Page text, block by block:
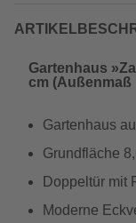
Gartenhaus
cm
Gartenhaus
Grundfläche
Doppeltür mit
Moderne